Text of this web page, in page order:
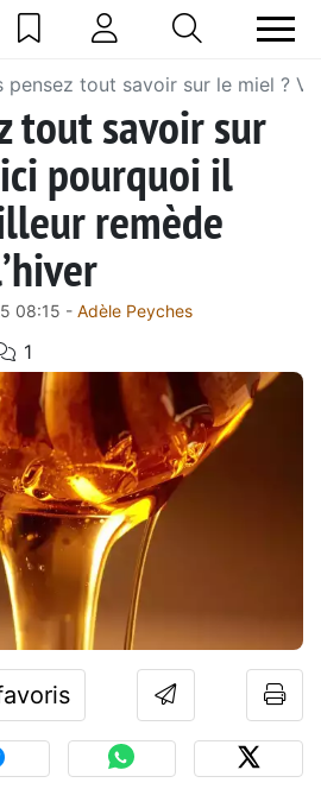
pensez tout savoir sur le miel ?
tout savoir sur
pourquoi il
remède
08:15 - Adèle Peyches